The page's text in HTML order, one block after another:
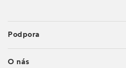
Podpora
O nás